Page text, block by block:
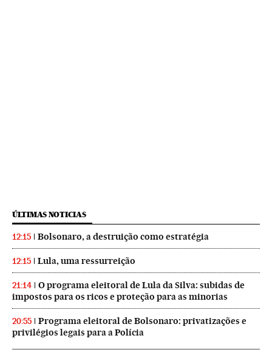
ÚLTIMAS NOTICIAS
12:15 Bolsonaro, a destruição como estratégia
12:15 Lula, uma ressurreição
21:14
O programa eleitoral de Lula da Silva: subidas de
impostos para os ricos e proteção para as minorias
20:55
Programa eleitoral de Bolsonaro: privatizações e
privilégios legais para a Polícia